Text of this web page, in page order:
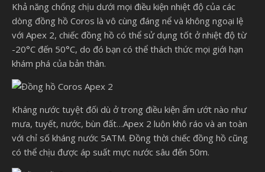
Khả năng chống chịu dưới mọi điều kiện nhiệt độ của các
dòng đồng hồ Coros là vô cùng đáng nể và không ngoại lệ
với Apex 2, chiếc đồng hồ có thể sử dụng tốt ở nhiệt độ từ
-20°C đến 50°C, do đó bạn có thể thách thức mọi giới hạn
khám phá của bản thân.
Kháng nước tuyệt đối dù ở trong điều kiện ẩm ướt nào như
mưa, tuyết, nước, bùn đất…Apex 2 luôn khô ráo và an toàn
với chỉ số kháng nước 5ATM. Đồng thời chiếc đồng hồ cũng
có thể chịu được áp suất mực nước sâu đến 50m.